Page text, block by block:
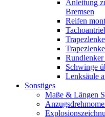
Anleitung
Bremsen
Reifen
Rundlenker
Schwinge
Lenksäule
Sonstiges
Maße & Längen